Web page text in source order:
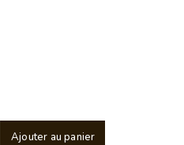
Ajouter au panier